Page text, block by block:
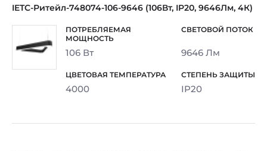
IETC-Ритейл-748074-106-9646 (106Вт, IP20, 9646Лм, 4К)
106 Вт 9646 Лм
4000 IP20